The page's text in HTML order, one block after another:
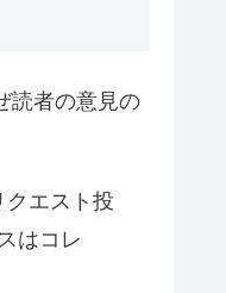
読者の意見の
クエスト投
はコレ